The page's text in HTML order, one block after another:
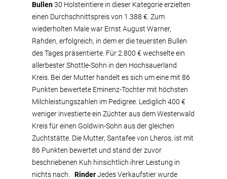
Bullen30 Holsteintiere in dieser Kategorie erzielten
einen Durchschnittspreis von 1.388 €. Zum
wiederholten Male war Ernst August Warner,
Rahden, erfolgreich, in dem er die teuersten Bullen
des Tages präsentierte. Für 2.800 € wechselte ein
allerbester Shottle-Sohn in den Hochsauerland
Kreis. Bei der Mutter handelt es sich um eine mit 86
Punkten bewertete Eminenz-Tochter mit höchsten
Milchleistungszahlen im Pedigree. Lediglich 400 €
weniger investierte ein Züchter aus dem Westerwald
Kreis für einen Goldwin-Sohn aus der gleichen
Zuchtstätte. Die Mutter, Santafee von Lheros, ist mit
86 Punkten bewertet und stand der zuvor
beschriebenen Kuh hinsichtlich ihrer Leistung in
nichts nach. RinderJedes Verkaufstier wurde